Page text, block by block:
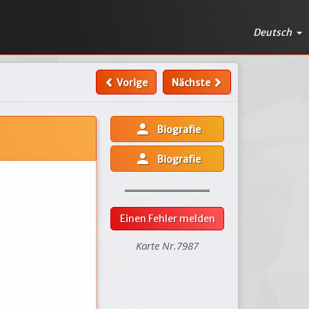
Deutsch
Vorige Nächste
person Biografie
person Biografie
Einen Fehler melden
Karte Nr.7987